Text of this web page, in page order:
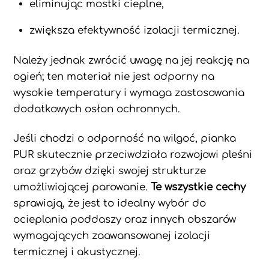
eliminując mostki cieplne,
zwiększa efektywność izolacji termicznej.
Należy jednak zwrócić uwagę na jej reakcję na
ogień; ten materiał nie jest odporny na
wysokie temperatury i wymaga zastosowania
dodatkowych osłon ochronnych.
Jeśli chodzi o odporność na wilgoć, pianka
PUR skutecznie przeciwdziała rozwojowi pleśni
oraz grzybów dzięki swojej strukturze
umożliwiającej parowanie.Te wszystkie cechy
sprawiają, że jest to idealny wybór do
ocieplania poddaszy oraz innych obszarów
wymagających zaawansowanej izolacji
termicznej i akustycznej.